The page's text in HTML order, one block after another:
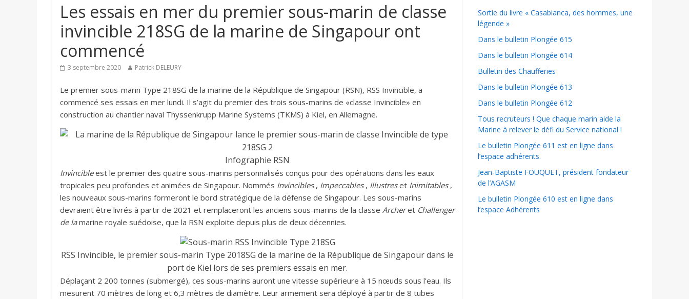
Les essais en mer du premier sous-marin de classe
invincible 218SG de la marine de Singapour ont
commencé
3 septembre 2020 Patrick DELEURY
Le premier sous-marin Type 218SG de la marine de la République de Singapour (RSN), RSS Invincible, a
commencé ses essais en mer lundi. Il s’agit du premier des trois sous-marins de «classe Invincible» en
construction au chantier naval Thyssenkrupp Marine Systems (TKMS) à Kiel, en Allemagne.
Infographie RSN
Invincibleest le premier des quatre sous-marins personnalisés conçus pour des opérations dans les eaux
tropicales peu profondes et animées de Singapour. Nommés Invincibles, Impeccables, Illustreset Inimitables,
les nouveaux sous-marins formeront le bord stratégique de la défense de Singapour. Les sous-marins
devraient être livrés à partir de 2021 et remplaceront les anciens sous-marins de la classe Archeret Challenger
de lamarine royale suédoise, que la RSN exploite depuis plus de deux décennies.
RSS Invincible, le premier sous-marin Type 2018SG de la marine de la République de Singapour dans le
port de Kiel lors de ses premiers essais en mer.
Déplaçant 2 200 tonnes (submergé), ces sous-marins auront une vitesse supérieure à 15 nœuds sous l’eau. Ils
mesurent 70 mètres de long et 6,3 mètres de diamètre. Leur armement sera déployé à partir de 8 tubes
Sortie du livre « Casabianca, des hommes, une
légende »
Dans le bulletin Plongée 615
Dans le bulletin Plongée 614
Bulletin des Chaufferies
Dans le bulletin Plongée 613
Dans le bulletin Plongée 612
Tous recruteurs ! Que chaque marin aide la
Marine à relever le défi du Service national !
Le bulletin Plongée 611 est en ligne dans
l’espace adhérents.
Jean-Baptiste FOUQUET, président fondateur
de l’AGASM
Le bulletin Plongée 610 est en ligne dans
l’espace Adhérents